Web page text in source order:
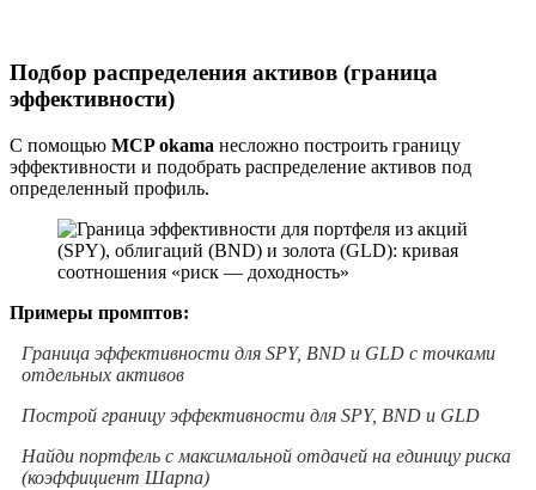
Подбор распределения активов (граница
эффективности)
С помощью MCP okama несложно построить границу
эффективности и подобрать распределение активов под
определенный профиль.
Примеры промптов:
Граница эффективности для SPY, BND и GLD с точками
отдельных активов
Построй границу эффективности для SPY, BND и GLD
Найди портфель с максимальной отдачей на единицу риска
(коэффициент Шарпа)